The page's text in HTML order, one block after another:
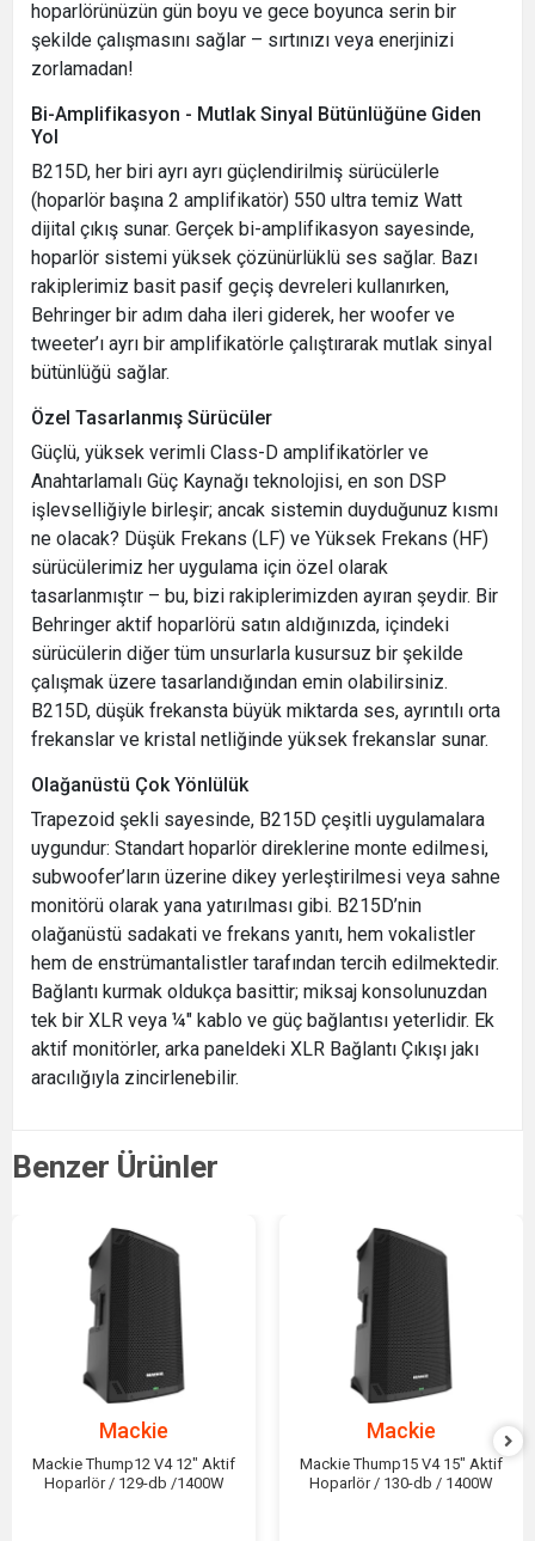
hoparlörünüzün gün boyu ve gece boyunca serin bir
şekilde çalışmasını sağlar – sırtınızı veya enerjinizi
zorlamadan!
Bi-Amplifikasyon - Mutlak Sinyal Bütünlüğüne Giden
Yol
B215D, her biri ayrı ayrı güçlendirilmiş sürücülerle
(hoparlör başına 2 amplifikatör) 550 ultra temiz Watt
dijital çıkış sunar. Gerçek bi-amplifikasyon sayesinde,
hoparlör sistemi yüksek çözünürlüklü ses sağlar. Bazı
rakiplerimiz basit pasif geçiş devreleri kullanırken,
Behringer bir adım daha ileri giderek, her woofer ve
tweeter’ı ayrı bir amplifikatörle çalıştırarak mutlak sinyal
bütünlüğü sağlar.
Özel Tasarlanmış Sürücüler
Güçlü, yüksek verimli Class-D amplifikatörler ve
Anahtarlamalı Güç Kaynağı teknolojisi, en son DSP
işlevselliğiyle birleşir; ancak sistemin duyduğunuz kısmı
ne olacak? Düşük Frekans (LF) ve Yüksek Frekans (HF)
sürücülerimiz her uygulama için özel olarak
tasarlanmıştır – bu, bizi rakiplerimizden ayıran şeydir. Bir
Behringer aktif hoparlörü satın aldığınızda, içindeki
sürücülerin diğer tüm unsurlarla kusursuz bir şekilde
çalışmak üzere tasarlandığından emin olabilirsiniz.
B215D, düşük frekansta büyük miktarda ses, ayrıntılı orta
frekanslar ve kristal netliğinde yüksek frekanslar sunar.
Olağanüstü Çok Yönlülük
Trapezoid şekli sayesinde, B215D çeşitli uygulamalara
uygundur: Standart hoparlör direklerine monte edilmesi,
subwoofer’ların üzerine dikey yerleştirilmesi veya sahne
monitörü olarak yana yatırılması gibi. B215D’nin
olağanüstü sadakati ve frekans yanıtı, hem vokalistler
hem de enstrümantalistler tarafından tercih edilmektedir.
Bağlantı kurmak oldukça basittir; miksaj konsolunuzdan
tek bir XLR veya ¼" kablo ve güç bağlantısı yeterlidir. Ek
aktif monitörler, arka paneldeki XLR Bağlantı Çıkışı jakı
aracılığıyla zincirlenebilir.
Benzer Ürünler
Mackie
Mackie Thump12 V4 12" Aktif
Hoparlör / 129-db /1400W
Mackie
Mackie Thump15 V4 15" Aktif
Hoparlör / 130-db / 1400W